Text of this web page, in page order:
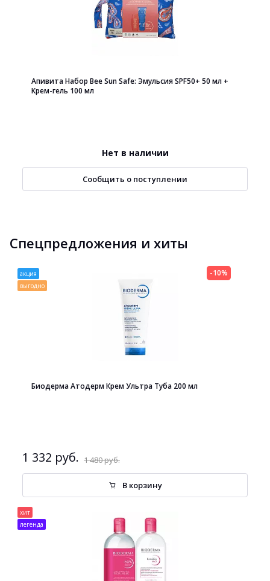
Апивита Набор Bee Sun Safe: Эмульсия SPF50+ 50 мл +
Крем-гель 100 мл
Нет в наличии
Сообщить о поступлении
Спецпредложения и хиты
акция
выгодно
Биодерма Атодерм Крем Ультра Туба 200 мл
1 332 руб. 1 480 руб.
-10%
В корзину
хит
легенда